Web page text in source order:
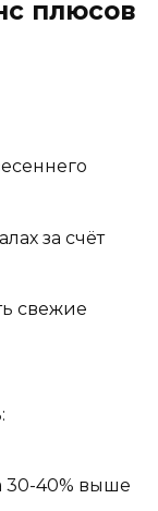
плюсов
за счёт
свежие
30-40% выше